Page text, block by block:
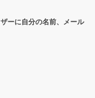
ーに自分の名前、メール